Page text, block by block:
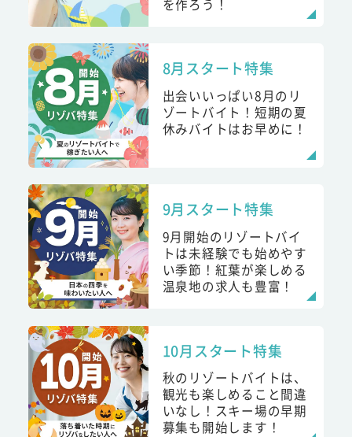
を作ろう！
8月スタート特集
出会いいっぱい8月のリ
ゾートバイト！短期の夏
休みバイトはお早めに！
9月スタート特集
9月開始のリゾートバイ
トは未経験でも始めやす
い季節！紅葉が楽しめる
温泉地の求人も豊富！
10月スタート特集
秋のリゾートバイトは、
観光も楽しめること間違
いなし！スキー場の早期
募集も開始します！